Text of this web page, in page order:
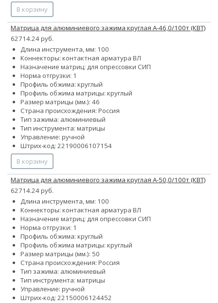
В корзину
Матрица для алюминиевого зажима круглая А-46,0/100т (КВТ)
62714.24 руб.
Длина инструмента, мм: 100
Коннекторы: контактная арматура ВЛ
Назначение матриц: для опрессовки СИП
Норма отгрузки: 1
Профиль обжима: круглый
Профиль обжима матрицы: круглый
Размер матрицы (мм.): 46
Страна происхождения: Россия
Тип зажима: алюминиевый
Тип инструмента: матрицы
Управление: ручной
Штрих-код: 22190006107154
В корзину
Матрица для алюминиевого зажима круглая А-50,0/100т (КВТ)
62714.24 руб.
Длина инструмента, мм: 100
Коннекторы: контактная арматура ВЛ
Назначение матриц: для опрессовки СИП
Норма отгрузки: 1
Профиль обжима: круглый
Профиль обжима матрицы: круглый
Размер матрицы (мм.): 50
Страна происхождения: Россия
Тип зажима: алюминиевый
Тип инструмента: матрицы
Управление: ручной
Штрих-код: 22150006124452